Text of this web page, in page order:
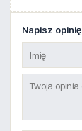
Napisz opinię